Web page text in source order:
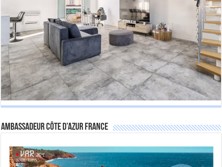
Ambassadeur Côte d’Azur France